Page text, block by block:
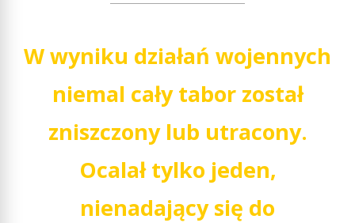
W wyniku działań wojennych
niemal cały tabor został
zniszczony lub utracony.
Ocalał tylko jeden,
nienadający się do